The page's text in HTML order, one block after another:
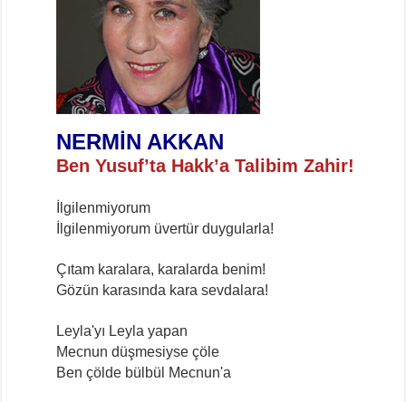
NERMİN AKKAN
Ben Yusuf’ta Hakk’a Talibim Zahir!
İlgilenmiyorum
İlgilenmiyorum üvertür duygularla!
Çıtam karalara, karalarda benim!
Gözün karasında kara sevdalara!
Leyla'yı Leyla yapan
Mecnun düşmesiyse çöle
Ben çölde bülbül Mecnun'a